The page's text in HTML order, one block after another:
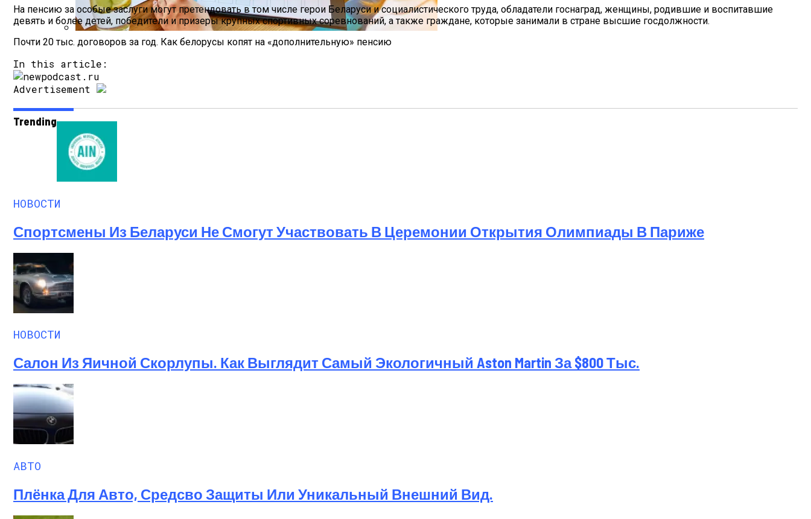
Как Мы Худеем: 8 Этапов Похудения У Мужчин И Женщин
На пенсию за особые заслуги могут претендовать в том числе герои Беларуси и социалистического труда, обладатели госнаград, женщины, родившие и воспитавшие
девять и более детей, победители и призеры крупных спортивных соревнований, а также граждане, которые занимали в стране высшие госдолжности.
Почти 20 тыс. договоров за год. Как белорусы копят на «дополнительную» пенсию
In this article:
Advertisement
Trending
НОВОСТИ
Спортсмены Из Беларуси Не Смогут Участвовать В Церемонии Открытия Олимпиады В Париже
НОВОСТИ
Салон Из Яичной Скорлупы. Как Выглядит Самый Экологичный Aston Martin За $800 Тыс.
АВТО
Плёнка Для Авто, Средсво Защиты Или Уникальный Внешний Вид.